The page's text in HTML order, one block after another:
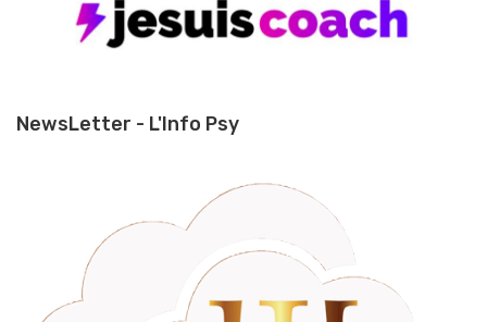
NewsLetter - L'Info Psy